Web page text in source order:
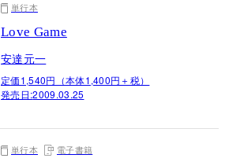
単行本
Love Game
安達元一
定価1,540円（本体1,400円＋税）
発売日:2009.03.25
単行本 電子書籍